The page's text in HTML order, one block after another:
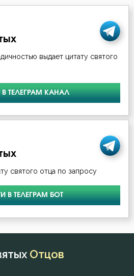
(Дроздов)
выдает цитату святого
В ТЕЛЕГРАМ КАНАЛ
святого отца по запросу
В ТЕЛЕГРАМ БОТ
Отцов